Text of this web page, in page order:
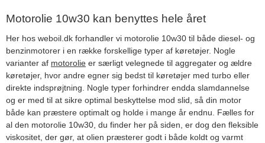
Motorolie 10w30 kan benyttes hele året
Her hos weboil.dk forhandler vi motorolie 10w30 til både diesel- og
benzinmotorer i en række forskellige typer af køretøjer. Nogle
varianter af motorolie er særligt velegnede til aggregater og ældre
køretøjer, hvor andre egner sig bedst til køretøjer med turbo eller
direkte indsprøjtning. Nogle typer forhindrer endda slamdannelse
og er med til at sikre optimal beskyttelse mod slid, så din motor
både kan præstere optimalt og holde i mange år endnu. Fælles for
al den motorolie 10w30, du finder her på siden, er dog den fleksible
viskositet, der gør, at olien præsterer godt i både koldt og varmt